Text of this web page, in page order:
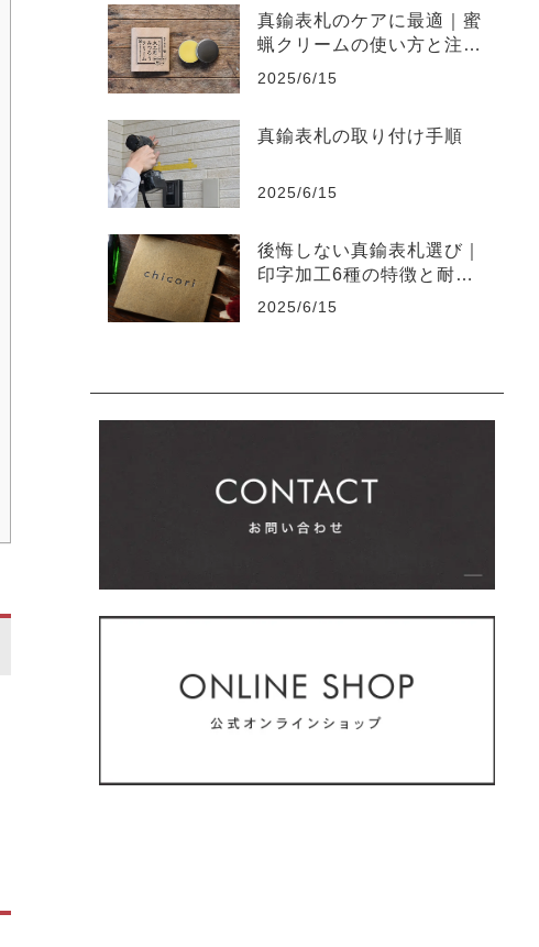
真鍮表札のケアに最適｜蜜
蝋クリームの使い方と注意
点まとめ
2025/6/15
真鍮表札の取り付け手順
2025/6/15
後悔しない真鍮表札選び｜
印字加工6種の特徴と耐久
性の違い
2025/6/15